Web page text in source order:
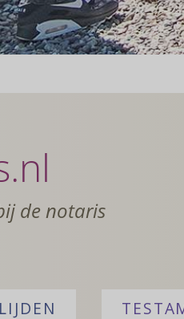
de notaris